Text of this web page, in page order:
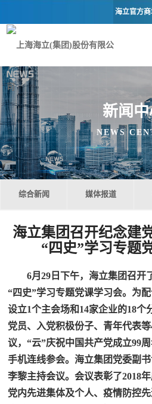
海立官方
新闻
NEWS
综合新闻 媒体报道
海立集团召开纪念建
“四史”学习专题
6月29日下午，海立集团召开
“四史”学习专题党课学习会。为
设立1个主会场和14家企业的18个
党员、入党积极份子、青年代表
议，“云”庆祝中国共产党成立99
手机连线参会。海立集团党委副
李黎主持会议。会议表彰了2018
党内先进集体及个人、疫情防控